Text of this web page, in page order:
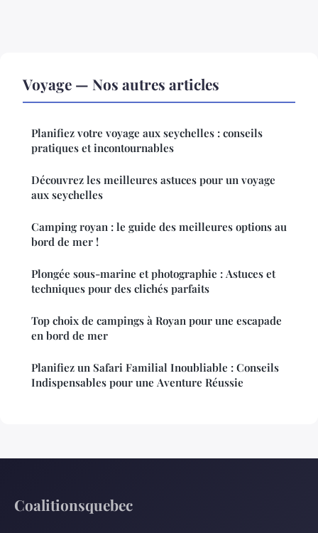
Voyage — Nos autres articles
Planifiez votre voyage aux seychelles : conseils
pratiques et incontournables
Découvrez les meilleures astuces pour un voyage
aux seychelles
Camping royan : le guide des meilleures options au
bord de mer !
Plongée sous-marine et photographie : Astuces et
techniques pour des clichés parfaits
Top choix de campings à Royan pour une escapade
en bord de mer
Planifiez un Safari Familial Inoubliable : Conseils
Indispensables pour une Aventure Réussie
Coalitionsquebec